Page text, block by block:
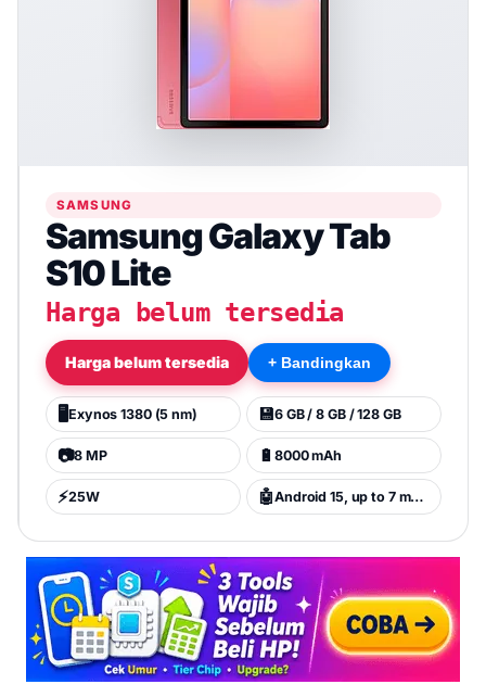
SAMSUNG
Samsung Galaxy Tab
S10 Lite
Harga belum tersedia
Harga belum tersedia + Bandingkan
🖥️ Exynos 1380 (5 nm) 💾6 GB / 8 GB / 128 GB
📷8 MP 🔋 8000 mAh
⚡25W 🤖 Android 15, up to 7 major Android upgrades, One UI 7